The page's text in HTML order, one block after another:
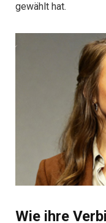
gewählt hat.
Wie ihre